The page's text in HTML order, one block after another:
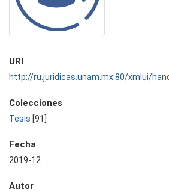
URI
http://ru.juridicas.unam.mx:80/xmlui/
Colecciones
Tesis [91]
Fecha
2019-12
Autor